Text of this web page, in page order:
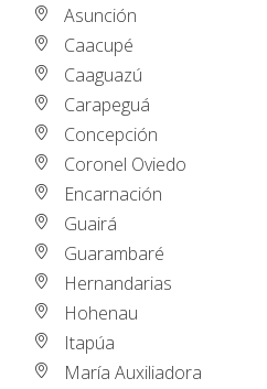
Asunción
Caacupé
Caaguazú
Carapeguá
Concepción
Coronel Oviedo
Encarnación
Guairá
Guarambaré
Hernandarias
Hohenau
Itapúa
María Auxiliadora